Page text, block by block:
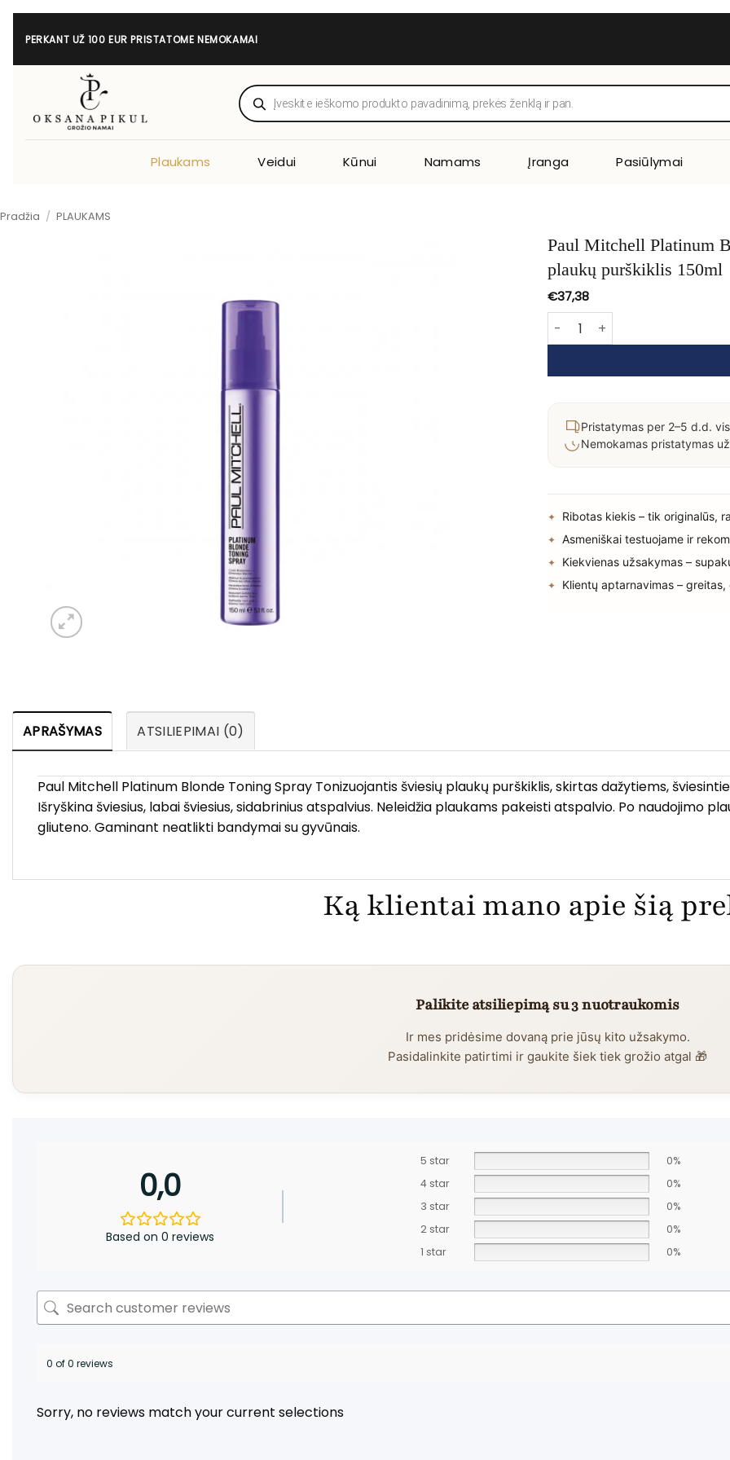
Skip
PERKANT UŽ 100 EUR PRISTATOME NEMOKAMAI
Products
search
Plaukams Veidui Kūnui Namams Įranga Pasiūlymai
Pradžia / PLAUKAMS
Paul Mitchell Platinum Blonde Toning Spray Tonizuojantis šviesių
plaukų purškiklis 150ml
€37,38
produkto kiekis: Paul Mitchell
Pristatymas per 2–5 d.d.
Nemokamas pristatymas
Ribotas kiekis – tik originalūs,
Asmeniškai testuojame ir
Kiekvienas užsakymas –
Klientų aptarnavimas –
APRAŠYMAS ATSILIEPIMAI (0)
Paul Mitchell Platinum Blonde Toning Spray Tonizuojantis šviesių plaukų purškiklis, skirtas dažytiems,
Išryškina šviesius, labai šviesius, sidabrinius atspalvius. Neleidžia plaukams pakeisti atspalvio. Po naudojimo
gliuteno. Gaminant neatlikti bandymai su gyvūnais.
Ką klientai mano apie šią
Palikite atsiliepimą su 3 nuotraukomis
Ir mes pridėsime dovaną prie jūsų kito užsakymo.
Pasidalinkite patirtimi ir gaukite šiek tiek grožio atgal 🎁
0,0
Based on 0 reviews
5 star
0%
4 star
0%
3 star
0%
2 star
0%
1 star
0%
0 of 0 reviews
Sorry, no reviews match your current selections